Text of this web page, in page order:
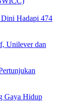
Hadapi 474
Unilever dan
Gaya Hidup